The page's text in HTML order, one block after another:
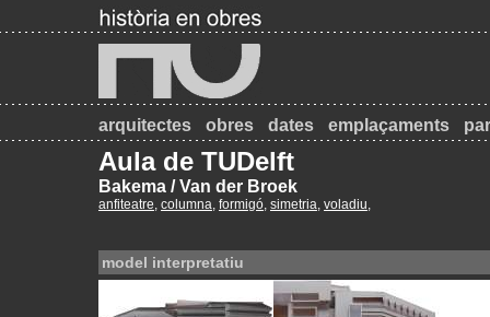
arquitectes obres dates emplaçaments
Aula de TUDelft
Bakema / Van der Broek
anfiteatre, columna, formigó, simetria, voladiu,
model interpretatiu